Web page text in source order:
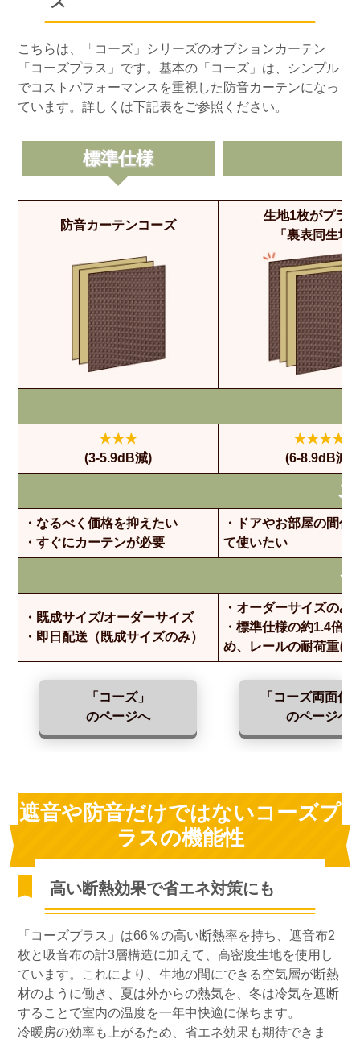
こちらは、「コーズ」シリーズのオプションカーテン
「コーズプラス」です。基本の「コーズ」は、シンプル
でコストパフォーマンスを重視した防音カーテンになっ
ています。詳しくは下記表をご参照ください。
標準仕様
防音カーテンコーズ
生地1枚がプラ
「裏表同生地
★★★
(3-5.9dB減)
★★★★
(6-8.9dB減)
・なるべく価格を抑えたい
・すぐにカーテンが必要
・ドアやお部屋の間仕
て使いたい
・既成サイズ/オーダーサイズ
・即日配送（既成サイズのみ）
・オーダーサイズのみ
・標準仕様の約1.4倍
め、レールの耐荷重に
「コーズ」
のページへ
「コーズ両面仕
のページへ
遮音や防音だけではないコーズプ
ラスの機能性
高い断熱効果で省エネ対策にも
「コーズプラス」は66％の高い断熱率を持ち、遮音布2
枚と吸音布の計3層構造に加えて、高密度生地を使用し
ています。これにより、生地の間にできる空気層が断熱
材のように働き、夏は外からの熱気を、冬は冷気を遮断
することで室内の温度を一年中快適に保ちます。
冷暖房の効率も上がるため、省エネ効果も期待できま